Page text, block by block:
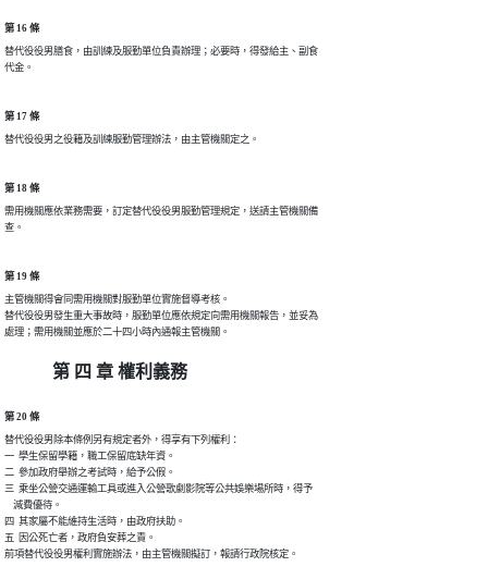
第 16 條
替代役役男膳食，由訓練及服勤單位負責辦理；必要時，得發給主、副食
代金。
第 17 條
替代役役男之役籍及訓練服勤管理辦法，由主管機關定之。
第 18 條
需用機關應依業務需要，訂定替代役役男服勤管理規定，送請主管機關備
查。
第 19 條
主管機關得會同需用機關對服勤單位實施督導考核。
替代役役男發生重大事故時，服勤單位應依規定向需用機關報告，並妥為
處理；需用機關並應於二十四小時內通報主管機關。
第 四 章 權利義務
第 20 條
替代役役男除本條例另有規定者外，得享有下列權利：
一  學生保留學籍，職工保留底缺年資。
二  參加政府舉辦之考試時，給予公假。
三  乘坐公營交通運輸工具或進入公營歌劇影院等公共娛樂場所時，得予
    減費優待。
四  其家屬不能維持生活時，由政府扶助。
五  因公死亡者，政府負安葬之責。
前項替代役役男權利實施辦法，由主管機關擬訂，報請行政院核定。